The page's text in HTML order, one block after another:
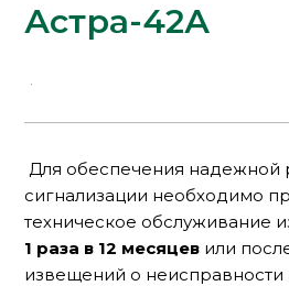
Астра-42А
Для обеспечения надежной
сигнализации необходимо
техническое обслуживание
1 раза в 12 месяцев или
извещений о